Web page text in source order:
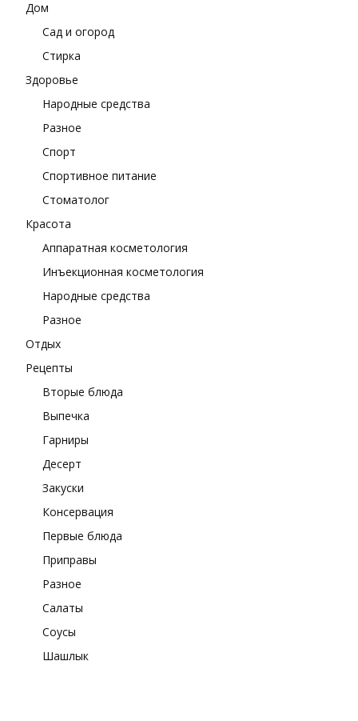
Дом
Сад и огород
Стирка
Здоровье
Народные средства
Разное
Спорт
Спортивное питание
Стоматолог
Красота
Аппаратная косметология
Инъекционная косметология
Народные средства
Разное
Отдых
Рецепты
Вторые блюда
Выпечка
Гарниры
Десерт
Закуски
Консервация
Первые блюда
Приправы
Разное
Салаты
Соусы
Шашлык